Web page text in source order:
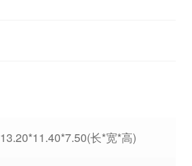
13.20*11.40*7.50(长*宽*高)